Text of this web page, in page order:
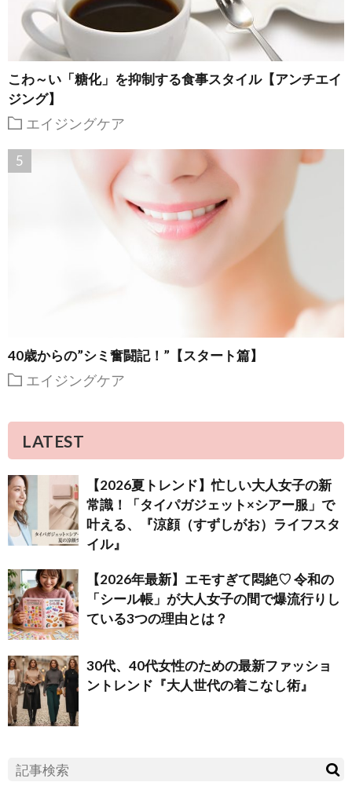
こわ～い「糖化」を抑制する食事スタイル【アンチエイ
ジング】
エイジングケア
40歳からの”シミ奮闘記！”【スタート篇】
エイジングケア
LATEST
【2026夏トレンド】忙しい大人女子の新
常識！「タイパガジェット×シアー服」で
叶える、『涼顔（すずしがお）ライフスタ
イル』
【2026年最新】エモすぎて悶絶♡ 令和の
「シール帳」が大人女子の間で爆流行りし
ている3つの理由とは？
30代、40代女性のための最新ファッショ
ントレンド『大人世代の着こなし術』